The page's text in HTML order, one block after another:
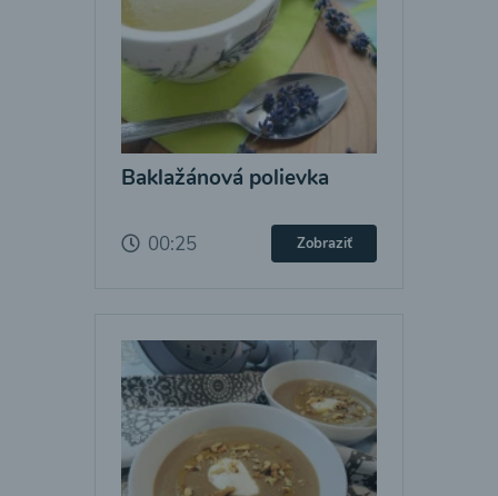
Baklažánová polievka
00:25 Zobraziť